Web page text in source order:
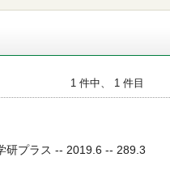
1 件中、 1 件目
研プラス -- 2019.6 -- 289.3